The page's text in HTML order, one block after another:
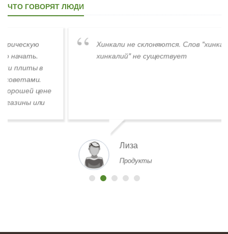
ЧТО ГОВОРЯТ ЛЮДИ
Хинкали не склоняются. Слов "хинкалиев,
хинкалий" не существует
Продукты